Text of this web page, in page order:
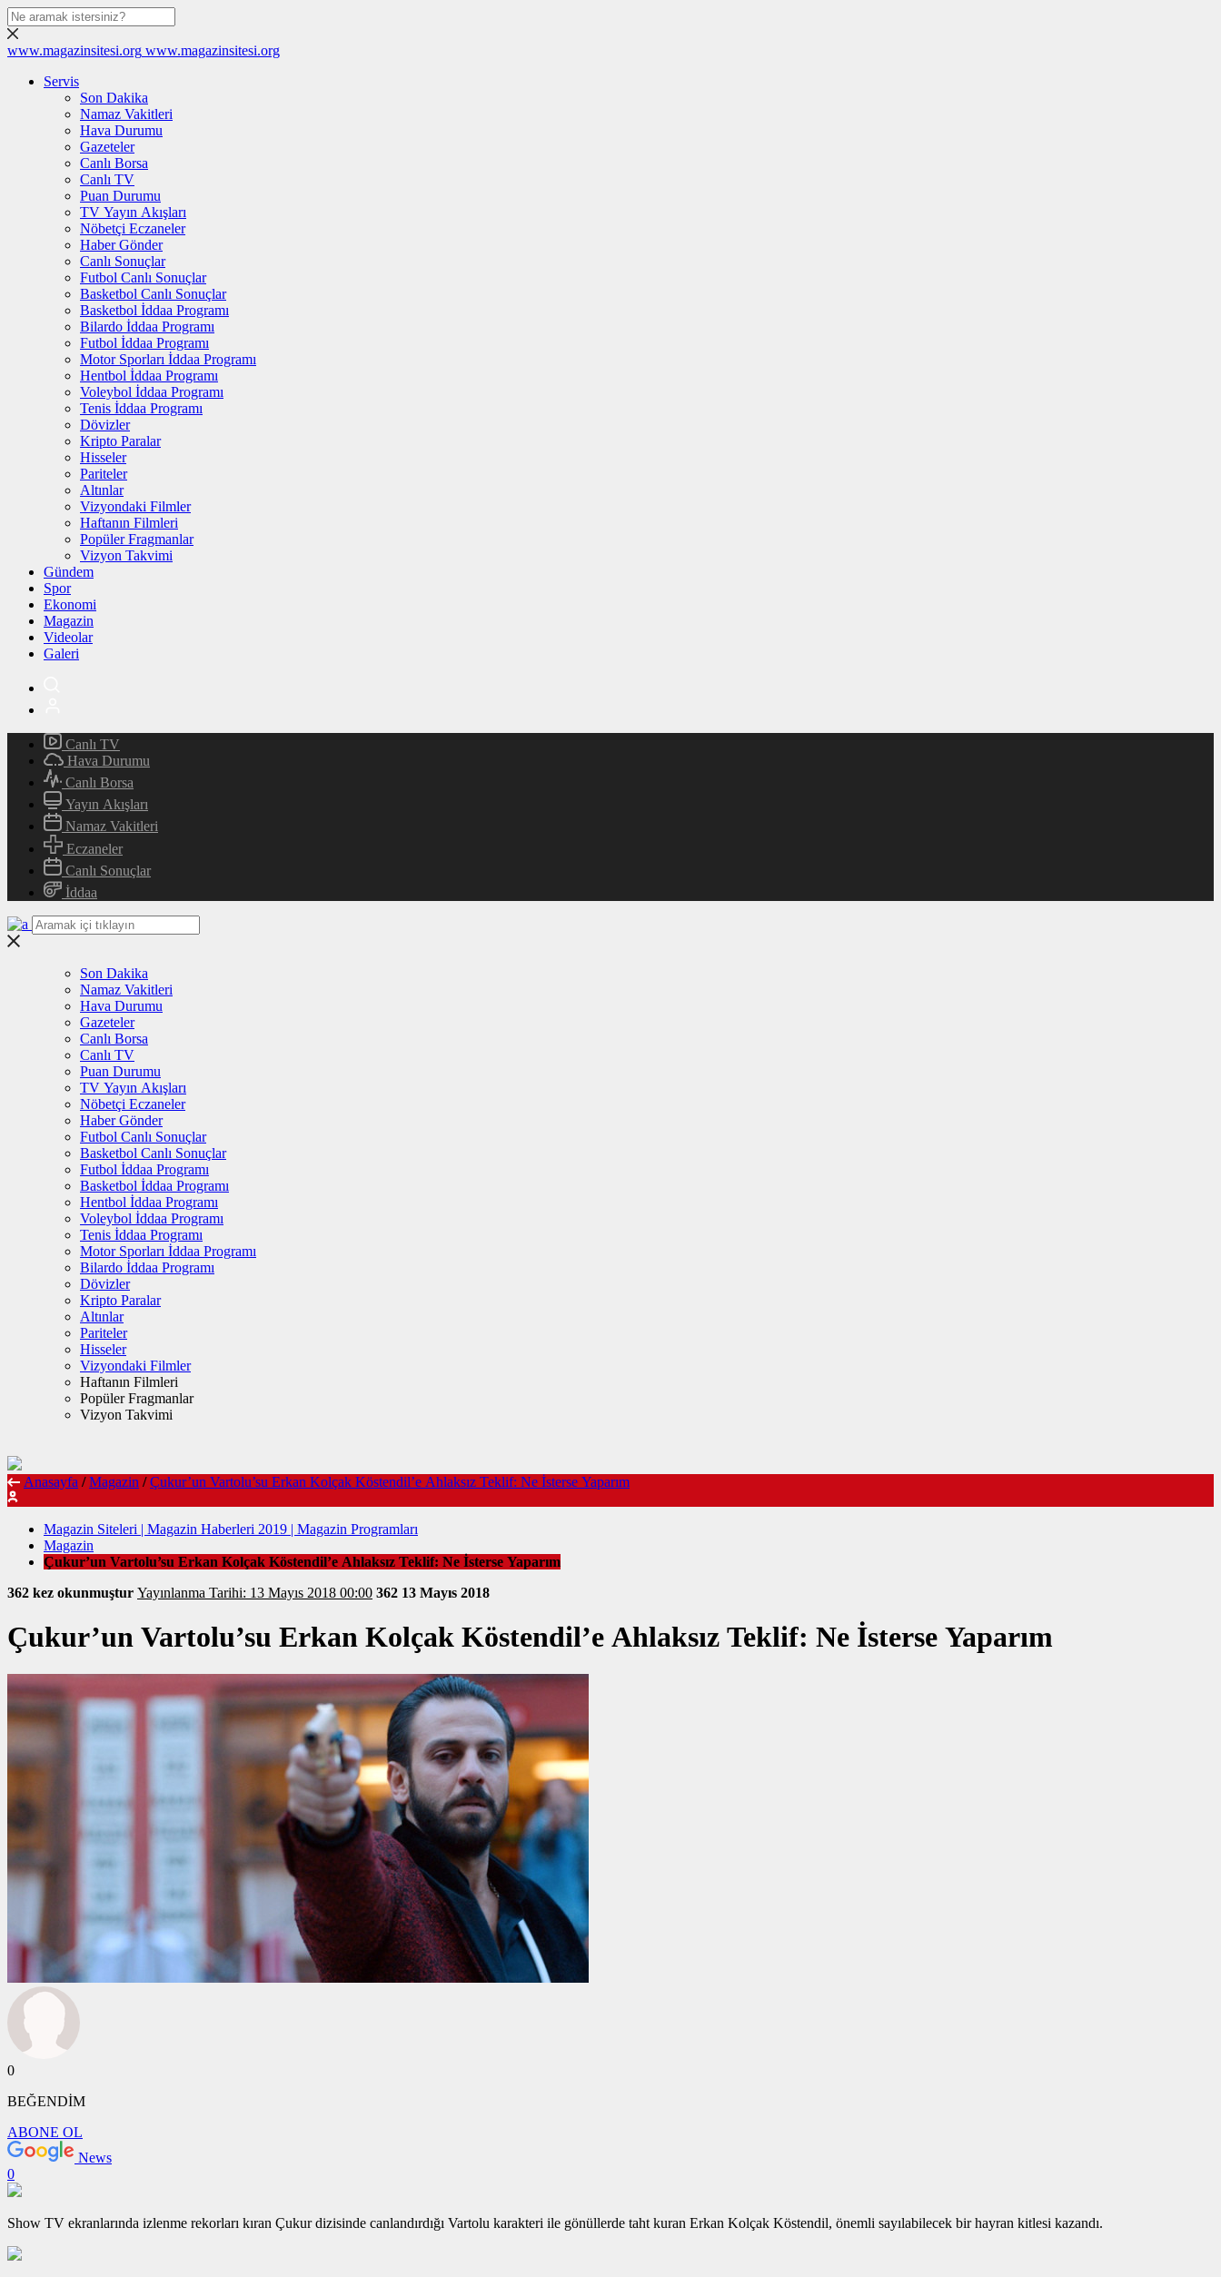
www.magazinsitesi.org www.magazinsitesi.org
Servis
Son Dakika
Namaz Vakitleri
Hava Durumu
Gazeteler
Canlı Borsa
Canlı TV
Puan Durumu
TV Yayın Akışları
Nöbetçi Eczaneler
Haber Gönder
Canlı Sonuçlar
Futbol Canlı Sonuçlar
Basketbol Canlı Sonuçlar
Basketbol İddaa Programı
Bilardo İddaa Programı
Futbol İddaa Programı
Motor Sporları İddaa Programı
Hentbol İddaa Programı
Voleybol İddaa Programı
Tenis İddaa Programı
Dövizler
Kripto Paralar
Hisseler
Pariteler
Altınlar
Vizyondaki Filmler
Haftanın Filmleri
Popüler Fragmanlar
Vizyon Takvimi
Gündem
Spor
Ekonomi
Magazin
Videolar
Galeri
Canlı TV
Hava Durumu
Canlı Borsa
Yayın Akışları
Namaz Vakitleri
Eczaneler
Canlı Sonuçlar
İddaa
Son Dakika
Namaz Vakitleri
Hava Durumu
Gazeteler
Canlı Borsa
Canlı TV
Puan Durumu
TV Yayın Akışları
Nöbetçi Eczaneler
Haber Gönder
Futbol Canlı Sonuçlar
Basketbol Canlı Sonuçlar
Futbol İddaa Programı
Basketbol İddaa Programı
Hentbol İddaa Programı
Voleybol İddaa Programı
Tenis İddaa Programı
Motor Sporları İddaa Programı
Bilardo İddaa Programı
Dövizler
Kripto Paralar
Altınlar
Pariteler
Hisseler
Vizyondaki Filmler
Haftanın Filmleri
Popüler Fragmanlar
Vizyon Takvimi
Anasayfa / Magazin / Çukur’un Vartolu’su Erkan Kolçak Köstendil’e Ahlaksız Teklif: Ne İsterse Yaparım
Magazin Siteleri | Magazin Haberleri 2019 | Magazin Programları
Magazin
Çukur’un Vartolu’su Erkan Kolçak Köstendil’e Ahlaksız Teklif: Ne İsterse Yaparım
362 kez okunmuştur
Yayınlanma Tarihi: 13 Mayıs 2018 00:00 362 13 Mayıs 2018
Çukur’un Vartolu’su Erkan Kolçak Köstendil’e Ahlaksız Teklif: Ne İsterse Yaparım
0
BEĞENDİM
ABONE OL
News
0
Show TV ekranlarında izlenme rekorları kıran Çukur dizisinde canlandırdığı Vartolu karakteri ile gönüllerde taht kuran Erkan Kolçak Köstendil, önemli sayılabilecek bir hayran kitlesi kazandı.